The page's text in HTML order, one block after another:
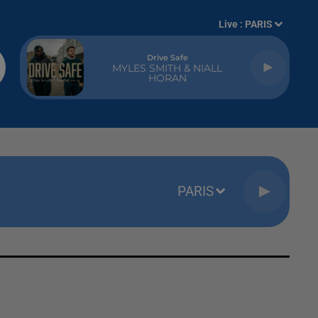
Live : PARIS
Drive Safe
MYLES SMITH & NIALL
HORAN
PARIS